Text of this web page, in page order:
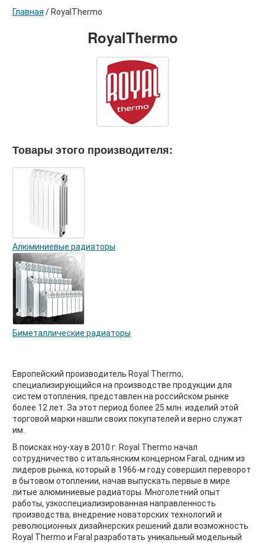
Главная / RoyalThermo
RoyalThermo
Товары этого производителя:
Алюминиевые радиаторы
Биметаллические радиаторы
Европейский производитель Royal Thermo,
специализирующийся на производстве продукции для
систем отопления, представлен на российском рынке
более 12 лет. За этот период более 25 млн. изделий этой
торговой марки нашли своих покупателей и верно служат
им.
В поисках ноу-хау в 2010 г. Royal Thermo начал
сотрудничество с итальянским концерном Faral, одним из
лидеров рынка, который в 1966-м году совершил переворот
в бытовом отоплении, начав выпускать первые в мире
литые алюминиевые радиаторы. Многолетний опыт
работы, узкоспециализированная направленность
производства, внедрение новаторских технологий и
революционных дизайнерских решений дали возможность
Royal Thermo и Faral разработать уникальный модельный